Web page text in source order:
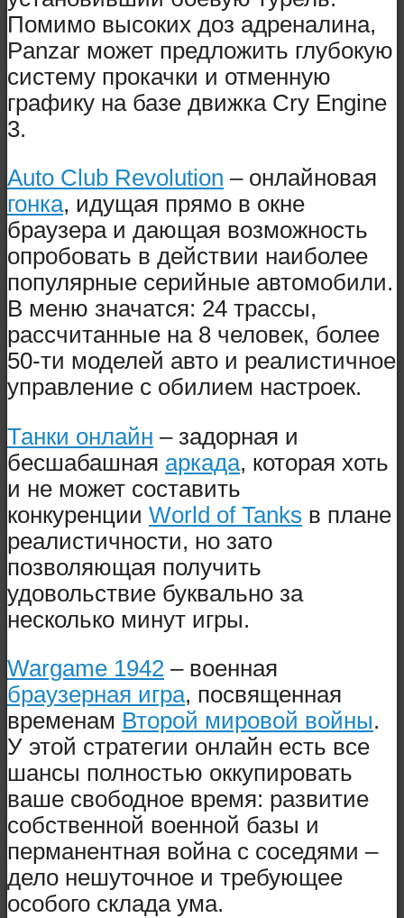
Помимо высоких доз адреналина,
Panzar может предложить глубокую
систему прокачки и отменную
графику на базе движка Cry Engine
3.
Auto Club Revolution – онлайновая
гонка, идущая прямо в окне
браузера и дающая возможность
опробовать в действии наиболее
популярные серийные автомобили.
В меню значатся: 24 трассы,
рассчитанные на 8 человек, более
50-ти моделей авто и реалистичное
управление с обилием настроек.
Танки онлайн – задорная и
бесшабашная аркада, которая хоть
и не может составить
конкуренции World of Tanks в плане
реалистичности, но зато
позволяющая получить
удовольствие буквально за
несколько минут игры.
Wargame 1942 – военная
браузерная игра, посвященная
временам Второй мировой войны.
У этой стратегии онлайн есть все
шансы полностью оккупировать
ваше свободное время: развитие
собственной военной базы и
перманентная война с соседями –
дело нешуточное и требующее
особого склада ума.